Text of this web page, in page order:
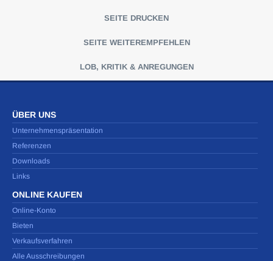
SEITE DRUCKEN
SEITE WEITEREMPFEHLEN
LOB, KRITIK & ANREGUNGEN
ÜBER UNS
Unternehmenspräsentation
Referenzen
Downloads
Links
ONLINE KAUFEN
Online-Konto
Bieten
Verkaufsverfahren
Alle Ausschreibungen